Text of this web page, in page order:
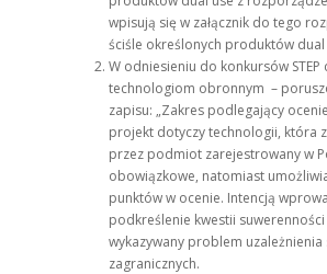
wpisują się w załącznik do tego
ściśle określonych produktów dual
W odniesieniu do konkursów
technologiom obronnym –
zapisu: „Zakres podlegający
projekt dotyczy technologii, która
przez podmiot zarejestrowany w
obowiązkowe, natomiast
punktów w ocenie. Intencją
podkreślenie kwestii
wykazywany problem
zagranicznych.